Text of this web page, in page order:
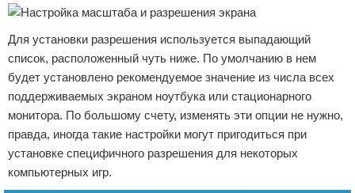
Для установки разрешения используется выпадающий
список, расположенный чуть ниже. По умолчанию в нем
будет установлено рекомендуемое значение из числа всех
поддерживаемых экраном ноутбука или стационарного
монитора. По большому счету, изменять эти опции не нужно,
правда, иногда такие настройки могут пригодиться при
установке специфичного разрешения для некоторых
компьютерных игр.